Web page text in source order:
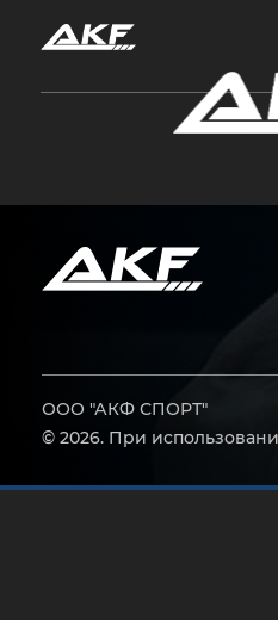
ООО "АКФ СПОРТ"
© 2026. При
Нажмите